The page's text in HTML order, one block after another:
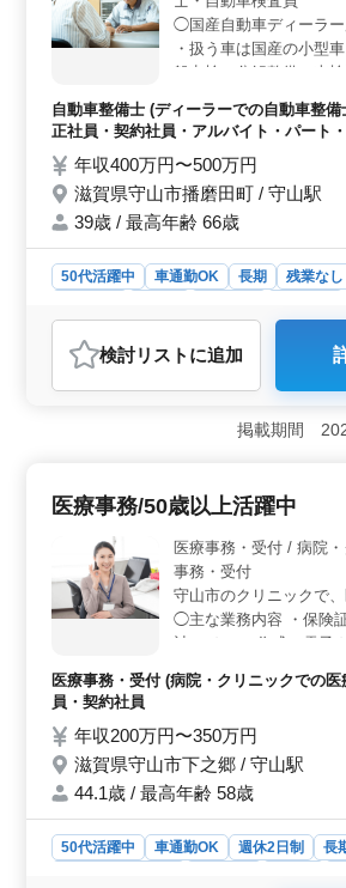
も完備されています。 ＜働きやす
険完備で、清潔感溢れる職場環境が整
制度も充実し、仕事と休憩のバランス
◯国産自動車ディーラー
・扱う車は国産の小型
般点検、分解整備、車
理、取り付け ＊整備士
た50代の方を募集中！
経験のある方歓迎致し
験を活かして働きません
ております
自動車整備士 (ディーラーでの自動車整
正社員・契約社員・アルバイト・パート
年収400万円〜500万円
滋賀県守山市播磨田町 / 守山駅
39歳 / 最高年齢 66歳
50代活躍中 車通勤OK 長期
残業な
自動車整備士
おすすめポイント
＜地域密着の働きやすさ＞ 守山市の
ラーでの整備士募集中です！地域に密
経験10年以上のベテラン50代の方も大
用車で、一般点検から分解整備、車検
たり、自動車電装品の修理や取り付け
までの経験を活かして、キャリアを更
か？ ＜働きやすいシフトと手厚い
6日の柔軟な働き方で、残業は月10時
当全額支給、年2回の賞与、雇用・労
ムーズです。
検討リスト に追加
掲載期間
医療事務/50歳以上活躍中
医療事務・受付 / 病院・クリニックでの医療
事務・受付
守山市のクリニックで
◯主な業務内容 ・保険
計 ・カルテ作成、電子
い！ ※マイカー通勤可
トホームで働きやすい職
医療事務・受付 (病院・クリニックでの
員・契約社員
年収200万円〜350万円
滋賀県守山市下之郷 / 守山駅
44.1歳 / 最高年齢 58歳
50代活躍中 車通勤OK 週休2日制
長